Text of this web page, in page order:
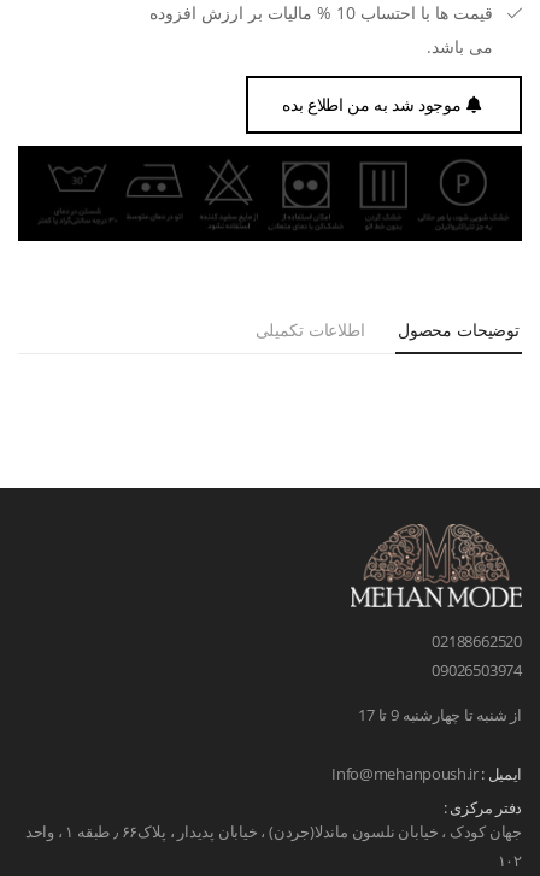
قیمت ها با احتساب 10 % مالیات بر ارزش افزوده
می باشد.
موجود شد به من اطلاع بده
توضیحات محصول اطلاعات تکمیلی
02188662520
09026503974
از شنبه تا چهارشنبه 9 تا 17
ایمیل :Info@mehanpoush.ir
دفتر مرکزی :
جهان کودک ، خیابان نلسون ماندلا(جردن) ، خیابان پدیدار ، پلاک۶۶ ٫ طبقه ۱ ، واحد
۱۰۲